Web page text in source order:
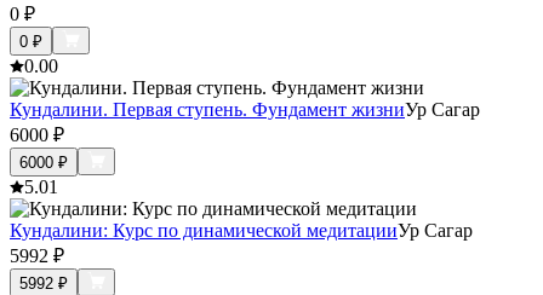
0 ₽
0 ₽
0.00
Кундалини. Первая ступень. Фундамент жизниУр Сагар
6000 ₽
6000 ₽
5.01
Кундалини: Курс по динамической медитацииУр Сагар
5992 ₽
5992 ₽